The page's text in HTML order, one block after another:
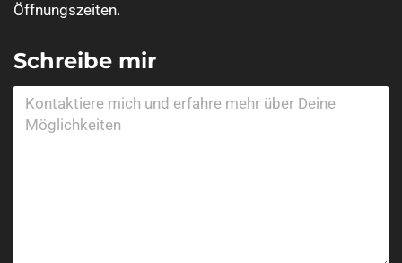
Öffnungszeiten.
Schreibe mir